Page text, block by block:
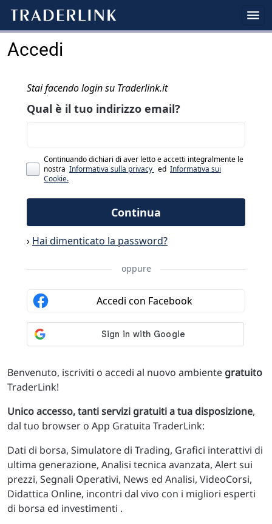
Accedi
Benvenuto, iscriviti o accedi al nuovo ambiente gratuito
TraderLink!
Unico accesso, tanti servizi gratuiti a tua disposizione,
dal tuo browser o App Gratuita TraderLink:
Dati di borsa, Simulatore di Trading, Grafici interattivi di
ultima generazione, Analisi tecnica avanzata, Alert sui
prezzi, Segnali Operativi, News ed Analisi, VideoCorsi,
Didattica Online, incontri dal vivo con i migliori esperti
di borsa ed investimenti .